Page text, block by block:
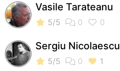
Vasile Tarateanu
Sergiu Nicolaescu